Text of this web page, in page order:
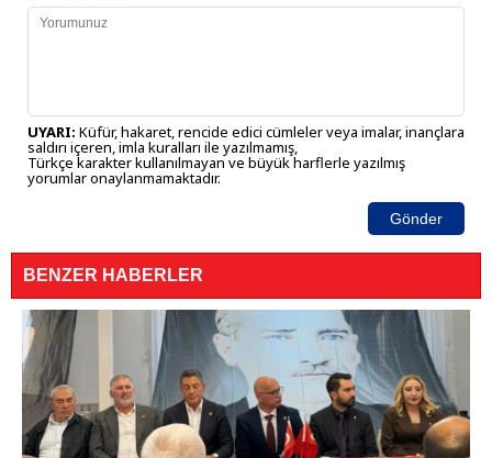
UYARI: Küfür, hakaret, rencide edici cümleler veya imalar, inançlara
saldırı içeren, imla kuralları ile yazılmamış,
Türkçe karakter kullanılmayan ve büyük harflerle yazılmış
yorumlar onaylanmamaktadır.
Gönder
BENZER HABERLER